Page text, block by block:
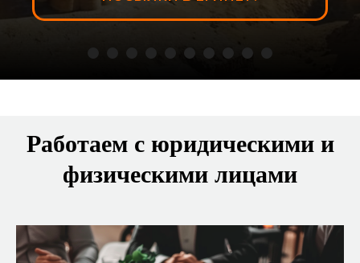
Работаем с юридическими и
физическими лицами